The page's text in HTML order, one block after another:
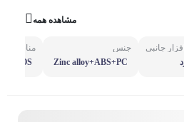
مشاهده همه
جانبی
جنس
Zinc alloy+ABS+PC
مناسب
& IOS